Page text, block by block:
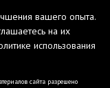
вашего опыта.
на их
использования
сайта разрешено